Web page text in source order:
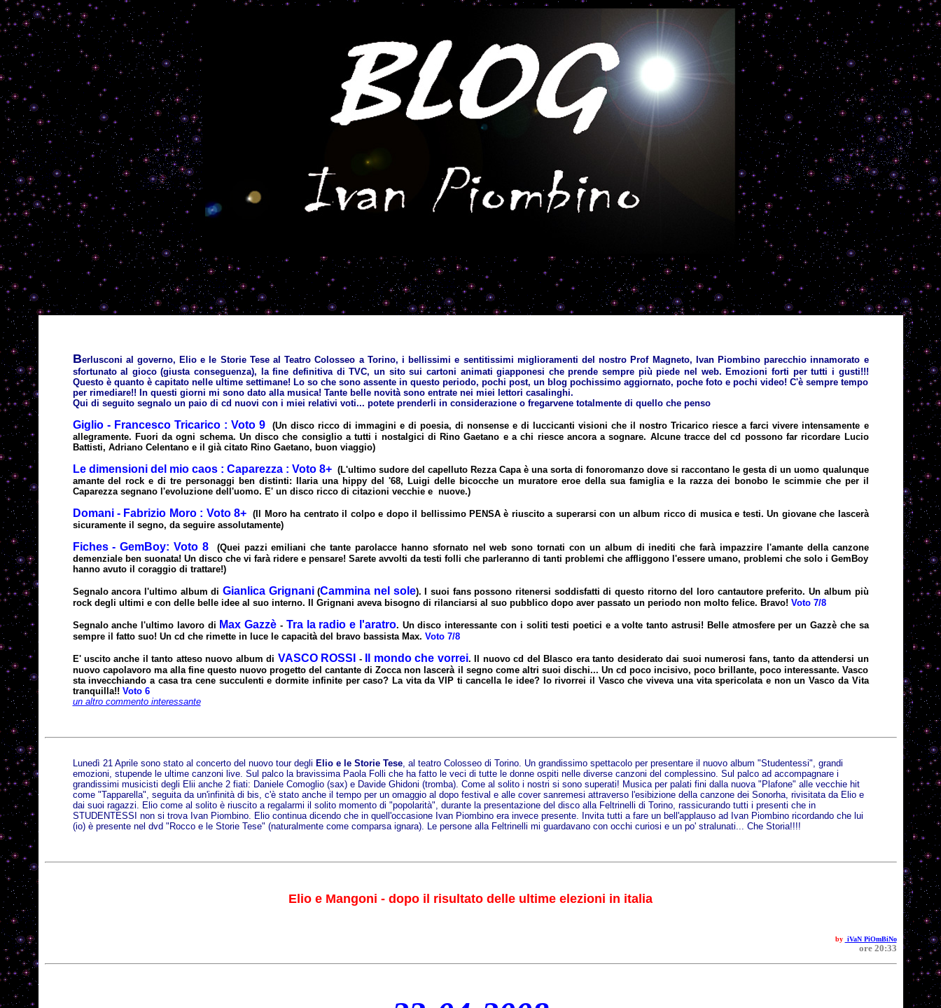
Berlusconi al governo, Elio e le Storie Tese al Teatro Colosseo a Torino, i bellissimi e sentitissimi miglioramenti del nostro Prof Magneto, Ivan Piombino parecchio innamorato e
sfortunato al gioco (giusta conseguenza), la fine definitiva di TVC, un sito sui cartoni animati giapponesi che prende sempre più piede nel web. Emozioni forti per tutti i gusti!!!
Questo è quanto è capitato nelle ultime settimane! Lo so che sono assente in questo periodo, pochi post, un blog pochissimo aggiornato, poche foto e pochi video! C'è sempre tempo
per rimediare!! In questi giorni mi sono dato alla musica! Tante belle novità sono entrate nei miei lettori casalinghi.
Qui di seguito segnalo un paio di cd nuovi con i miei relativi voti... potete prenderli in considerazione o fregarvene totalmente di quello che penso
Giglio - Francesco Tricarico : Voto 9 (Un disco ricco di immagini e di poesia, di nonsense e di luccicanti visioni che il nostro Tricarico riesce a farci vivere intensamente e
allegramente. Fuori da ogni schema. Un disco che consiglio a tutti i nostalgici di Rino Gaetano e a chi riesce ancora a sognare. Alcune tracce del cd possono far ricordare Lucio
Battisti, Adriano Celentano e il già citato Rino Gaetano, buon viaggio)
Le dimensioni del mio caos : Caparezza : Voto 8+(L'ultimo sudore del capelluto Rezza Capa è una sorta di fonoromanzo dove si raccontano le gesta di un uomo qualunque
amante del rock e di tre personaggi ben distinti: Ilaria una hippy del '68, Luigi delle bicocche un muratore eroe della sua famiglia e la razza dei bonobo le scimmie che per il
Caparezza segnano l'evoluzione dell'uomo. E' un disco ricco di citazioni vecchie e nuove.)
Domani - Fabrizio Moro : Voto 8+(Il Moro ha centrato il colpo e dopo il bellissimo PENSA è riuscito a superarsi con un album ricco di musica e testi. Un giovane che lascerà
sicuramente il segno, da seguire assolutamente)
Fiches - GemBoy: Voto 8
(Quei pazzi emiliani che tante parolacce hanno sfornato nel web sono tornati con un album di inediti che farà impazzire l'amante della canzone
demenziale ben suonata! Un disco che vi farà ridere e pensare! Sarete avvolti da testi folli che parleranno di tanti problemi che affliggono l'essere umano, problemi che solo i GemBoy
hanno avuto il coraggio di trattare!)
Segnalo ancora l'ultimo album di Gianlica Grignani(Cammina nel sole). I suoi fans possono ritenersi soddisfatti di questo ritorno del loro cantautore preferito. Un album più
rock degli ultimi e con delle belle idee al suo interno. Il Grignani aveva bisogno di rilanciarsi al suo pubblico dopo aver passato un periodo non molto felice. Bravo! Voto 7/8
Segnalo anche l'ultimo lavoro di Max Gazzè - Tra la radio e l'aratro. Un disco interessante con i soliti testi poetici e a volte tanto astrusi! Belle atmosfere per un Gazzè che sa
sempre il fatto suo! Un cd che rimette in luce le capacità del bravo bassista Max. Voto 7/8
E' uscito anche il tanto atteso nuovo album di VASCO ROSSI - Il mondo che vorrei. Il nuovo cd del Blasco era tanto desiderato dai suoi numerosi fans, tanto da attendersi un
nuovo capolavoro ma alla fine questo nuovo progetto del cantante di Zocca non lascerà il segno come altri suoi dischi... Un cd poco incisivo, poco brillante, poco interessante. Vasco
sta invecchiando a casa tra cene succulenti e dormite infinite per caso? La vita da VIP ti cancella le idee? Io rivorrei il Vasco che viveva una vita spericolata e non un Vasco da Vita
tranquilla!! Voto 6
un altro commento interessante
Lunedì 21 Aprile sono stato al concerto del nuovo tour degli Elio e le Storie Tese, al teatro Colosseo di Torino. Un grandissimo spettacolo per presentare il nuovo album "Studentessi", grandi
emozioni, stupende le ultime canzoni live. Sul palco la bravissima Paola Folli che ha fatto le veci di tutte le donne ospiti nelle diverse canzoni del complessino. Sul palco ad accompagnare i
grandissimi musicisti degli Elii anche 2 fiati: Daniele Comoglio (sax) e Davide Ghidoni (tromba). Come al solito i nostri si sono superati! Musica per palati fini dalla nuova "Plafone" alle vecchie hit
come "Tapparella", seguita da un'infinità di bis, c'è stato anche il tempo per un omaggio al dopo festival e alle cover sanremesi attraverso l'esibizione della canzone dei Sonorha, rivisitata da Elio e
dai suoi ragazzi. Elio come al solito è riuscito a regalarmi il solito momento di "popolarità", durante la presentazione del disco alla Feltrinelli di Torino, rassicurando tutti i presenti che in
STUDENTESSI non si trova Ivan Piombino. Elio continua dicendo che in quell'occasione Ivan Piombino era invece presente. Invita tutti a fare un bell'applauso ad Ivan Piombino ricordando che lui
(io) è presente nel dvd "Rocco e le Storie Tese" (naturalmente come comparsa ignara). Le persone alla Feltrinelli mi guardavano con occhi curiosi e un po' stralunati... Che Storia!!!!
Elio e Mangoni - dopo il risultato delle ultime elezioni in italia
by iVaN PiOmBiNo
ore 20:33